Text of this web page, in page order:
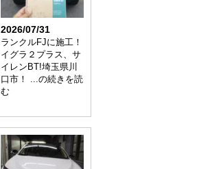
2026/07/31
ランクルFJに施工！
イグラ２プラス、サ
イレンBT!埼玉県川
口市！ ...の続きを読
む